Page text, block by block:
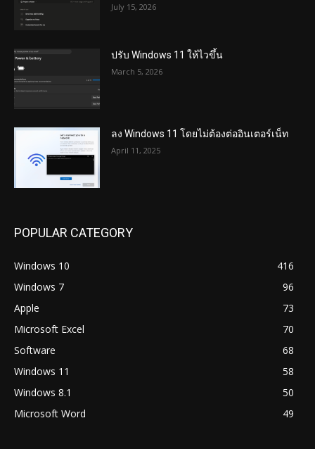
July 15, 2026
ปรับ Windows 11 ให้ไวขึ้น
March 5, 2026
ลง Windows 11 โดยไม่ต้องต่ออินเตอร์เน็ท
April 11, 2025
POPULAR CATEGORY
Windows 10
416
Windows 7
96
Apple
73
Microsoft Excel
70
Software
68
Windows 11
58
Windows 8.1
50
Microsoft Word
49